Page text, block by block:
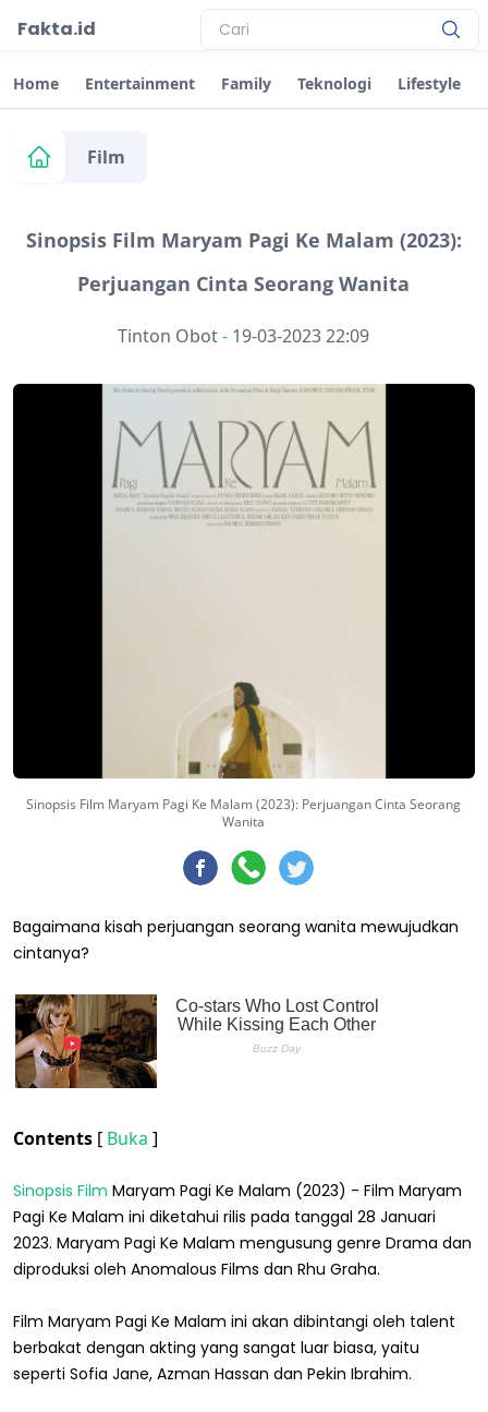
Fakta.id
Home Entertainment Family Teknologi Lifestyle
Film
Sinopsis Film Maryam Pagi Ke Malam (2023):
Perjuangan Cinta Seorang Wanita
Tinton Obot- 19-03-2023 22:09
Sinopsis Film Maryam Pagi Ke Malam (2023): Perjuangan Cinta Seorang
Wanita
Bagaimana kisah perjuangan seorang wanita mewujudkan
cintanya?
Contents [ Buka ]
Sinopsis Film Maryam Pagi Ke Malam (2023) - Film Maryam
Pagi Ke Malam ini diketahui rilis pada tanggal 28 Januari
2023. Maryam Pagi Ke Malam mengusung genre Drama dan
diproduksi oleh Anomalous Films dan Rhu Graha.
Film Maryam Pagi Ke Malam ini akan dibintangi oleh talent
berbakat dengan akting yang sangat luar biasa, yaitu
seperti Sofia Jane, Azman Hassan dan Pekin Ibrahim.